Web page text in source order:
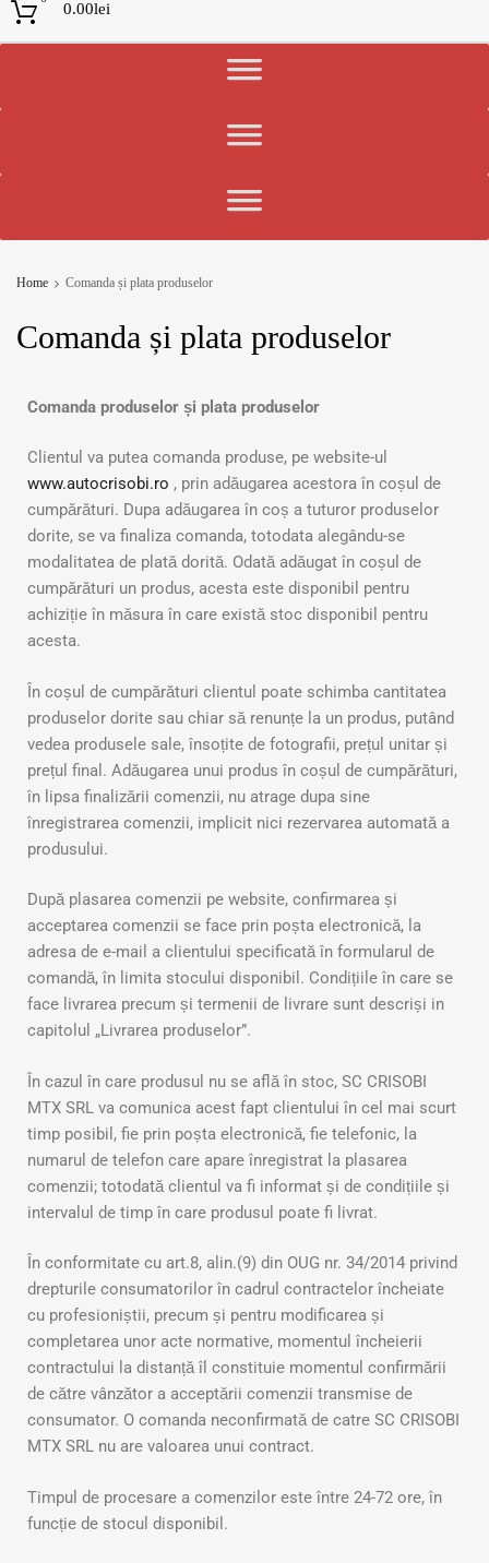
0.00lei
Home Comanda și plata produselor
Comanda și plata produselor
Comanda produselor și plata produselor
Clientul va putea comanda produse, pe website-ul
www.autocrisobi.ro , prin adăugarea acestora în coșul de
cumpărături. Dupa adăugarea în coș a tuturor produselor
dorite, se va finaliza comanda, totodata alegându-se
modalitatea de plată dorită. Odată adăugat în coșul de
cumpărături un produs, acesta este disponibil pentru
achiziție în măsura în care există stoc disponibil pentru
acesta.
În coșul de cumpărături clientul poate schimba cantitatea
produselor dorite sau chiar să renunțe la un produs, putând
vedea produsele sale, însoțite de fotografii, prețul unitar și
prețul final. Adăugarea unui produs în coșul de cumpărături,
în lipsa finalizării comenzii, nu atrage dupa sine
înregistrarea comenzii, implicit nici rezervarea automată a
produsului.
După plasarea comenzii pe website, confirmarea și
acceptarea comenzii se face prin poșta electronică, la
adresa de e-mail a clientului specificată în formularul de
comandă, în limita stocului disponibil. Condițiile în care se
face livrarea precum și termenii de livrare sunt descriși in
capitolul „Livrarea produselor”.
În cazul în care produsul nu se află în stoc, SC CRISOBI
MTX SRL va comunica acest fapt clientului în cel mai scurt
timp posibil, fie prin poșta electronică, fie telefonic, la
numarul de telefon care apare înregistrat la plasarea
comenzii; totodată clientul va fi informat și de condițiile și
intervalul de timp în care produsul poate fi livrat.
În conformitate cu art.8, alin.(9) din OUG nr. 34/2014 privind
drepturile consumatorilor în cadrul contractelor încheiate
cu profesioniștii, precum și pentru modificarea și
completarea unor acte normative, momentul încheierii
contractului la distanță îl constituie momentul confirmării
de către vânzător a acceptării comenzii transmise de
consumator. O comanda neconfirmată de catre SC CRISOBI
MTX SRL nu are valoarea unui contract.
Timpul de procesare a comenzilor este între 24-72 ore, în
funcție de stocul disponibil.